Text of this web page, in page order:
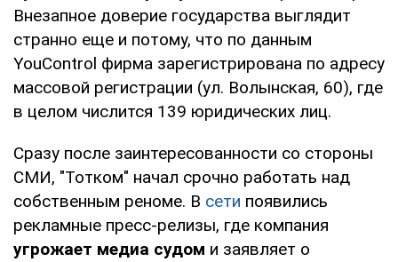
Внезапное доверие государства выглядит
странно еще и потому, что по данным
YouControl фирма зарегистрирована по адресу
массовой регистрации (ул. Волынская, 60), где
в целом числится 139 юридических лиц.
Сразу после заинтересованности со стороны
СМИ, "Тотком" начал срочно работать над
собственным реноме. В сети появились
рекламные пресс-релизы, где компания
угрожает медиа судом и заявляет о